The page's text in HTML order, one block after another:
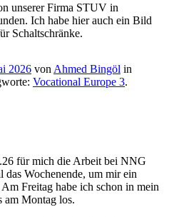
unserer Firma STUV in
Ich habe hier auch ein Bild
Schaltschränke.
2026 von Ahmed Bingöl in
Vocational Europe 3.
für mich die Arbeit bei NNG
das Wochenende, um mir ein
Freitag habe ich schon in mein
am Montag los.